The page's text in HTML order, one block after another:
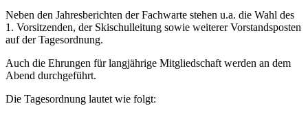
Neben den Jahresberichten der Fachwarte stehen u.a. die Wahl des
1. Vorsitzenden, der Skischulleitung sowie weiterer Vorstandsposten
auf der Tagesordnung.
Auch die Ehrungen für langjährige Mitgliedschaft werden an dem
Abend durchgeführt.
Die Tagesordnung lautet wie folgt: